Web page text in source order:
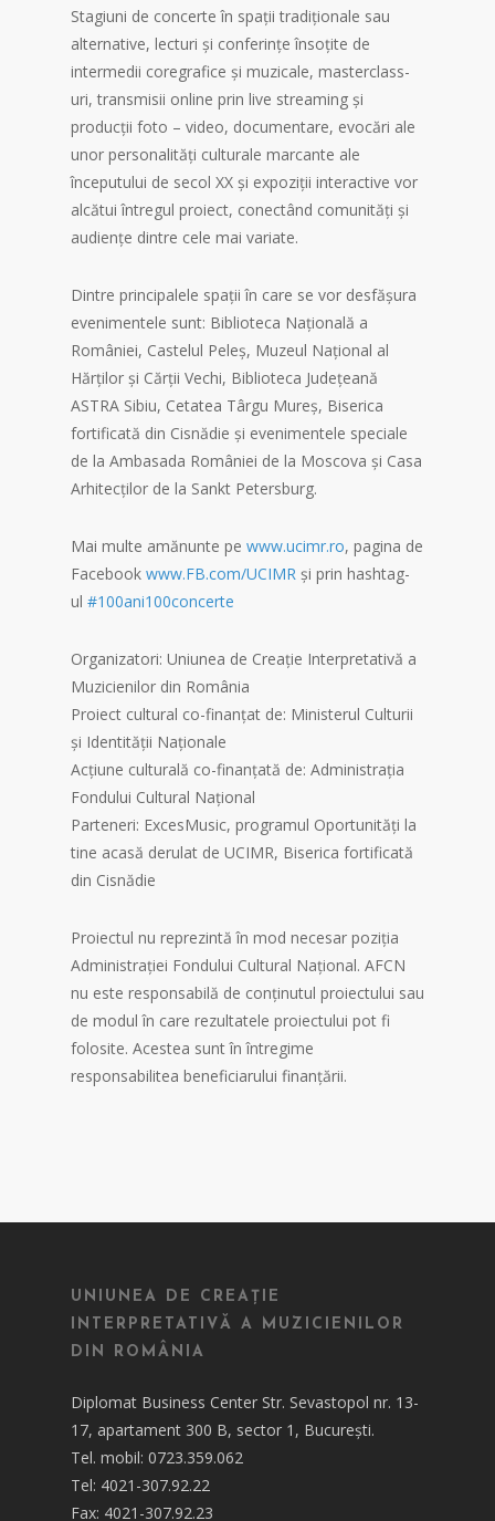
Stagiuni de concerte în spații tradiționale sau
alternative, lecturi și conferințe însoțite de
intermedii coregrafice și muzicale, masterclass-
uri, transmisii online prin live streaming și
producții foto – video, documentare, evocări ale
unor personalități culturale marcante ale
începutului de secol XX și expoziții interactive vor
alcătui întregul proiect, conectând comunități și
audiențe dintre cele mai variate.
Dintre principalele spații în care se vor desfășura
evenimentele sunt: Biblioteca Națională a
României, Castelul Peleș, Muzeul Național al
Hărților și Cărții Vechi, Biblioteca Județeană
ASTRA Sibiu, Cetatea Târgu Mureș, Biserica
fortificată din Cisnădie și evenimentele speciale
de la Ambasada României de la Moscova și Casa
Arhitecților de la Sankt Petersburg.
Mai multe amănunte pe www.ucimr.ro, pagina de
Facebook www.FB.com/UCIMR și prin hashtag-
ul #100ani100concerte
Organizatori: Uniunea de Creație Interpretativă a
Muzicienilor din România
Proiect cultural co-finanțat de: Ministerul Culturii
și Identității Naționale
Acțiune culturală co-finanțată de: Administrația
Fondului Cultural Național
Parteneri: ExcesMusic, programul Oportunități la
tine acasă derulat de UCIMR, Biserica fortificată
din Cisnădie
Proiectul nu reprezintă în mod necesar poziţia
Administrației Fondului Cultural Național. AFCN
nu este responsabilă de conținutul proiectului sau
de modul în care rezultatele proiectului pot fi
folosite. Acestea sunt în întregime
responsabilitea beneficiarului finanțării.
UNIUNEA DE CREAȚIE
INTERPRETATIVĂ A MUZICIENILOR
DIN ROMÂNIA
Diplomat Business Center Str. Sevastopol nr. 13-
17, apartament 300 B, sector 1, București.
Tel. mobil: 0723.359.062
Tel: 4021-307.92.22
Fax: 4021-307.92.23